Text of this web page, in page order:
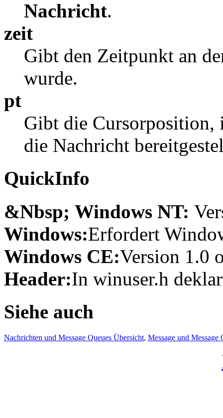
Nachricht.
zeit
Gibt den Zeitpunkt an
wurde.
pt
Gibt die
die Nachricht
QuickInfo
&Nbsp; Windows NT:
Windows:Erfordert
Windows CE:Version 1.0
Header:In winuser.h
Siehe auch
Nachrichten und Message Queues Übersicht, Message und Message